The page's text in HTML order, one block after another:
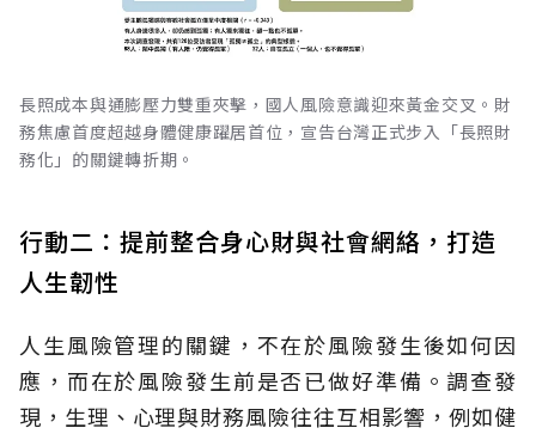
長照成本與通膨壓力雙重夾擊，國人風險意識迎來黃金交叉。財
務焦慮首度超越身體健康躍居首位，宣告台灣正式步入「長照財
務化」的關鍵轉折期。
行動二：提前整合身心財與社會網絡，打造
人生韌性
人生風險管理的關鍵，不在於風險發生後如何因
應，而在於風險發生前是否已做好準備。調查發
現，生理、心理與財務風險往往互相影響，例如健